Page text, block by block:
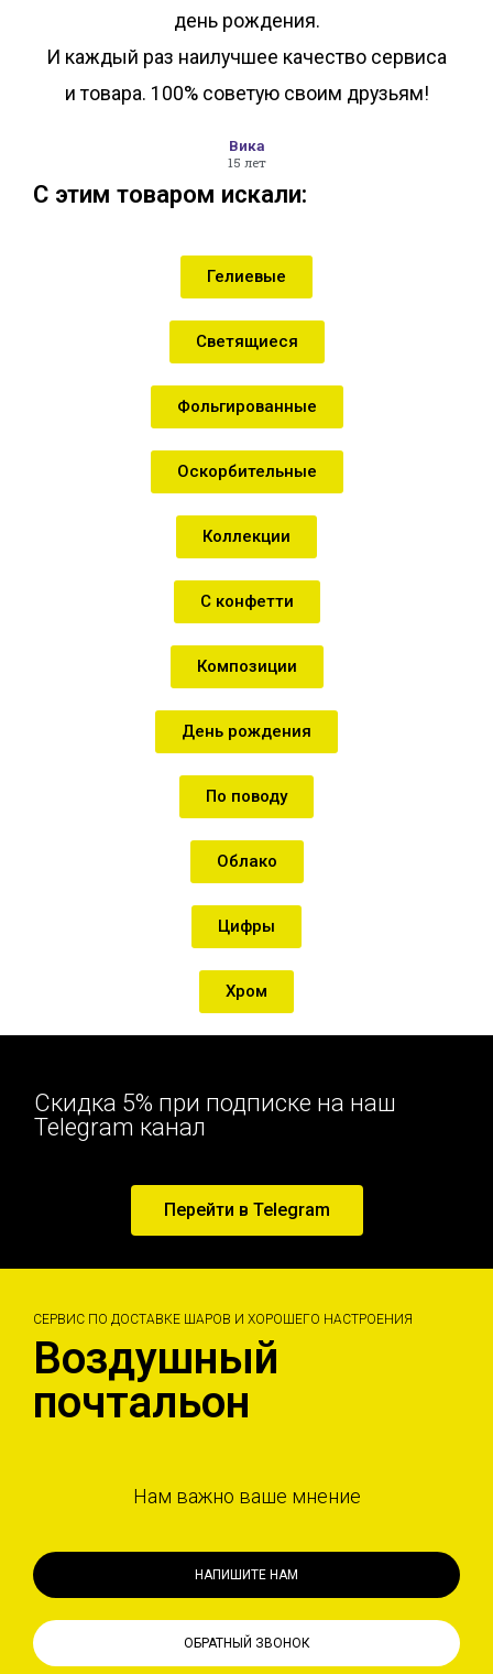
день рождения.
И каждый раз наилучшее качество сервиса
и товара. 100% советую своим друзьям!
Вика
15 лет
С этим товаром искали:
Гелиевые
Светящиеся
Фольгированные
Оскорбительные
Коллекции
С конфетти
Композиции
День рождения
По поводу
Облако
Цифры
Хром
Скидка 5% при подписке на наш
Telegram канал
Перейти в Telegram
СЕРВИС ПО ДОСТАВКЕ ШАРОВ И ХОРОШЕГО НАСТРОЕНИЯ
Воздушный
почтальон
Нам важно ваше мнение
НАПИШИТЕ НАМ
ОБРАТНЫЙ ЗВОНОК